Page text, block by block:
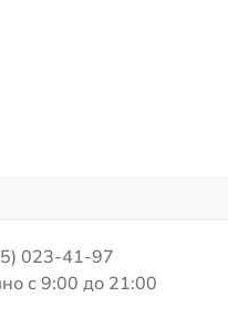
023-41-97
с 9:00 до 21:00